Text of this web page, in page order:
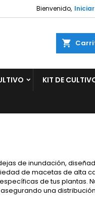
Bienvenido,
KIT DE
de inundación,
de macetas de alta
de tus plantas.
una